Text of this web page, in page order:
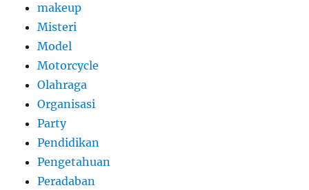
makeup
Misteri
Model
Motorcycle
Olahraga
Organisasi
Party
Pendidikan
Pengetahuan
Peradaban